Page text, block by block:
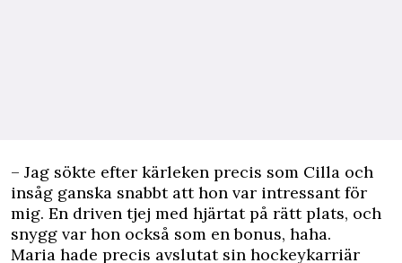
– Jag sökte efter kärleken precis som Cilla och
insåg ganska snabbt att hon var intressant för
mig. En driven tjej med hjärtat på rätt plats, och
snygg var hon också som en bonus, haha.
Maria hade precis avslutat sin hockeykarriär